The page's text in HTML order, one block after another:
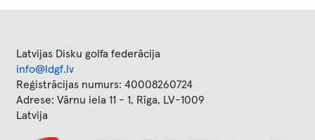
Latvijas Disku golfa federācija
info@ldgf.lv
Reģistrācijas numurs: 40008260724
Adrese: Vārnu iela 11 - 1, Rīga, LV-1009
Latvija